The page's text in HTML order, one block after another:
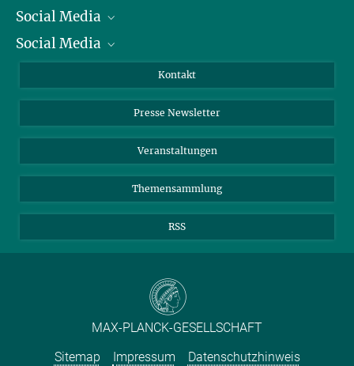
Präsident
Zahlen und Fakten
Social Media
Bluesky
TikTok
Social Media
Instagram
YouTube
Kontakt
Presse Newsletter
Veranstaltungen
Themensammlung
RSS
MAX-PLANCK-GESELLSCHAFT
Sitemap
Impressum Datenschutzhinweis